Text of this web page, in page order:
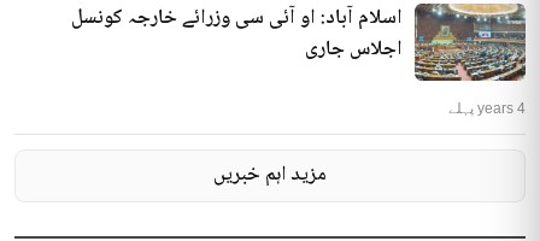
اسلام آباد: او آئی سی وزرائے خارجہ کونسل
اجلاس جاری
4 years پہلے
مزید اہم خبریں